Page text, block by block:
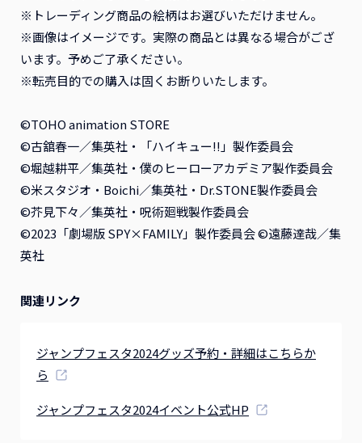
※トレーディング商品の絵柄はお選びいただけません。
※画像はイメージです。実際の商品とは異なる場合がござ
います。予めご了承ください。
※転売目的での購入は固くお断りいたします。
©TOHO animation STORE
©古舘春一／集英社・「ハイキュー!!」製作委員会
©堀越耕平／集英社・僕のヒーローアカデミア製作委員会
©米スタジオ・Boichi／集英社・Dr.STONE製作委員会
©芥見下々／集英社・呪術廻戦製作委員会
©2023「劇場版 SPY×FAMILY」製作委員会 ©遠藤達哉／集
英社
関連リンク
ジャンプフェスタ2024グッズ予約・詳細はこちらか
ら
ジャンプフェスタ2024イベント公式HP